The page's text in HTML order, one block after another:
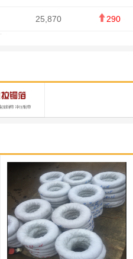
25,870 290
15,105 -70
331,000 -10,000
92,000 1,000
88,000 1,000
17,500 0